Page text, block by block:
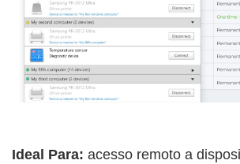
Ideal Para: acesso remoto a